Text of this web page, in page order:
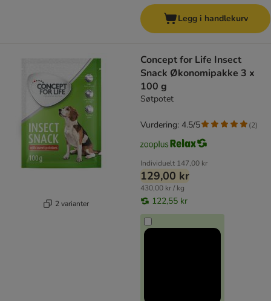
Legg i handlekurv
2 varianter
Concept for Life Insect
Snack Økonomipakke 3 x
100 g
Søtpotet
Individuelt 147,00 kr
129,00 kr
430,00 kr / kg
122,55 kr
Vurdering: 4.5/5 (2)